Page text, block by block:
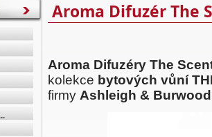
Aroma Difuzér The
Aroma Difuzéry The
kolekce bytových vůní
firmy Ashleigh & Burwood